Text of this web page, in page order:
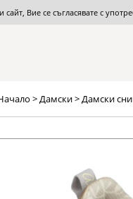
сайт, Вие се съгласявате с
>Дамски>Дамски